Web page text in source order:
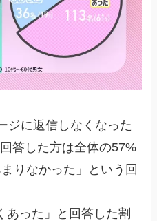
ジに返信しなくなった
答した方は全体の57%
りなかった」という回
あった」と回答した割